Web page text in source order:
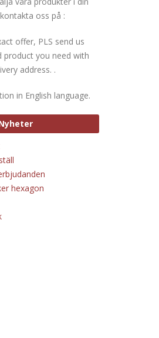
oss på :
offer, PLS send us
product you need with
address. .
in English language.
hexagon